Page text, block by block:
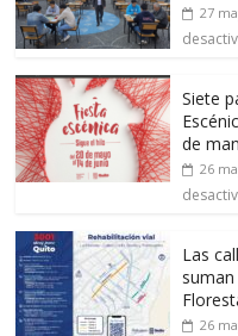
27
Siete
de
26
Las
26